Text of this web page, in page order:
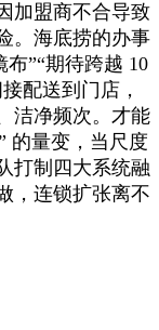
加盟商不合导致
。海底捞的办事
”“期待跨越 10
配送到门店，
洁净频次。才能
的量变，当尺度
打制四大系统融
，连锁扩张离不